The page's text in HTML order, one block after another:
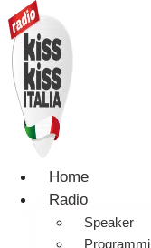
Home
Radio
Speaker
Programmi